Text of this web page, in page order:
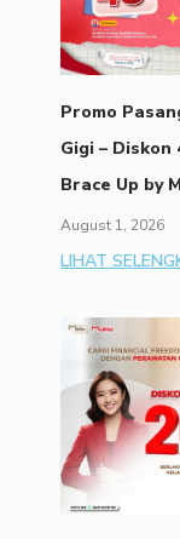
Promo
Gigi – Diskon
Brace Up by
August 1, 2026
LIHAT